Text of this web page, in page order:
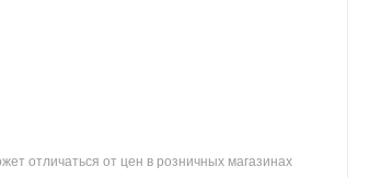
отличаться от цен в розничных магазинах